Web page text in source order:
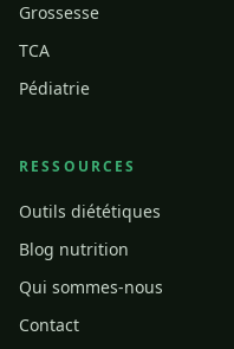
Grossesse
TCA
Pédiatrie
RESSOURCES
Outils diététiques
Blog nutrition
Qui sommes-nous
Contact